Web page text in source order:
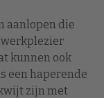
aanlopen die
werkplezier
kunnen ook
een haperende
zijn met